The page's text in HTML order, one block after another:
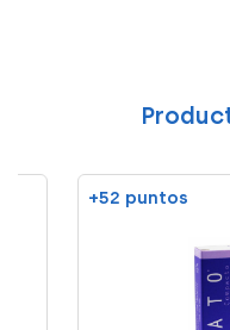
+52 puntos